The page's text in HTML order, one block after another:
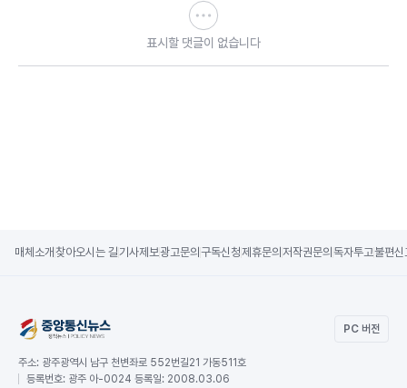
표시할 댓글이 없습니다
매체소개 찾아오시는 길기사제보광고문의 구독신청제휴문의 저작권문의 독자투고불편신
PC 버전
주소: 광주광역시 남구 천변좌로 552번길21 가동511호
등록번호: 광주 아-0024 등록일: 2008.03.06